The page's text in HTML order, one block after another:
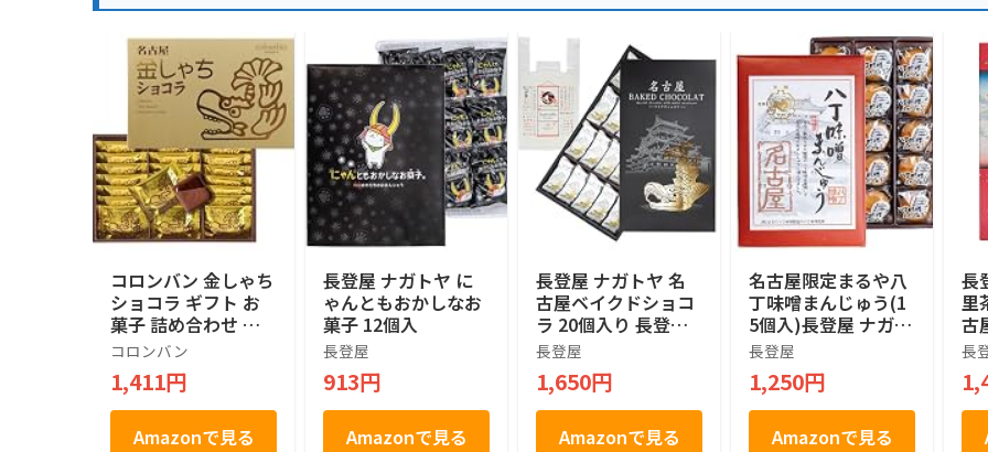
コロンバン 金しゃち
ショコラ ギフト お
菓子 詰め合わせ 個
包装 土産 お菓子 ス
イーツ 銘店 ラング
ドシャ 21枚入り
コロンバン
1,411円
Amazonで見る
長登屋 ナガトヤ に
ゃんともおかしなお
菓子 12個入
長登屋
913円
Amazonで見る
長登屋 ナガトヤ 名
古屋ベイクドショコ
ラ 20個入り 長登屋
オリジナル土産袋付
個包装 焼きショコラ
名古屋土産 焼菓子
お菓子 手土産 お茶
菓子
長登屋
1,650円
Amazonで見る
名古屋限定まるや八
丁味噌まんじゅう(1
5個入)長登屋 ナガト
ヤ 名古屋土産
長登屋
1,250円
Amazonで見る
長
里
古
つ
お
食
取
長